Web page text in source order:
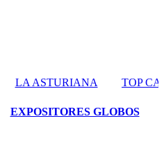
LA ASTURIANA
TOP
EXPOSITORES GLOBOS